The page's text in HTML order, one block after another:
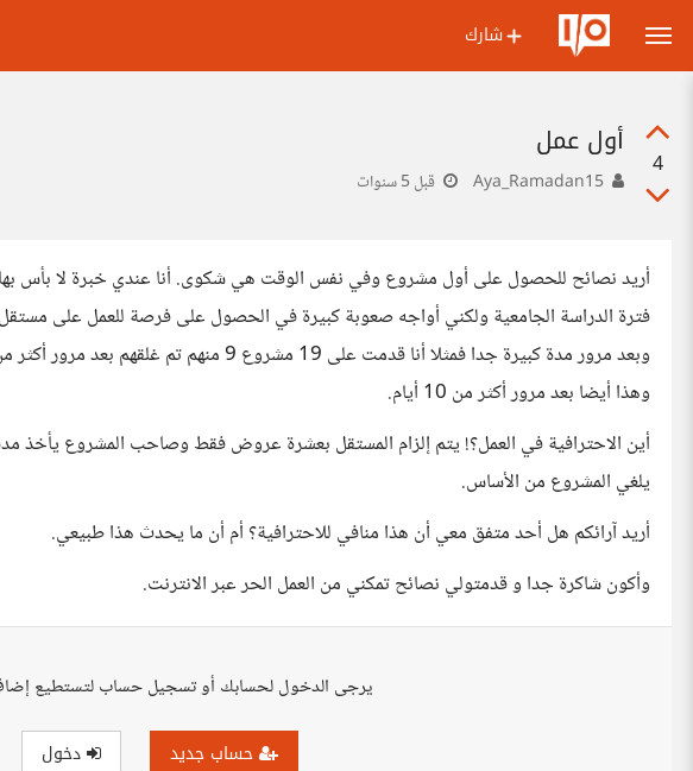
شارك
4
أول عمل
قبل 5 سنوات
أريد نصائح للحصول على أول مشروع وفي نفس الوقت هي شكوى. أنا عندي خبرة لا بأس
فترة الدراسة الجامعية ولكني أواجه صعوبة كبيرة في الحصول على فرصة للعمل على مستقل.
وهذا أيضا بعد مرور أكثر من 10 أيام.
أين الاحترافية في العمل؟! يتم إلزام المستقل بعشرة عروض فقط وصاحب المشروع يأخذ مدة
يلغي المشروع من الأساس.
أريد آرائكم هل أحد متفق معي أن هذا منافي للاحترافية؟ أم أن ما يحدث هذا طبيعي.
وأكون شاكرة جدا و قدمتولي نصائح تمكني من العمل الحر عبر الانترنت.
يرجى الدخول لحسابك أو تسجيل حساب لتستطيع
حساب جديد دخول